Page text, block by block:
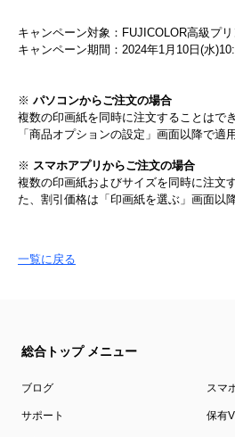
キャンペーン対象：FUJICOLOR高級プ
キャンペーン期間：2024年1月10日(水
※ パソコンからご注文の場合
複数の印画紙を同時に注文することはで
「商品オプションの設定」画面以降で適
※ スマホアプリからご注文の場合
複数の印画紙およびサイズを同時に注文
た、割引価格は「印画紙を選ぶ」画面以
一覧に戻る
総合トップ メニュー
ブログ スマ
サポート 保有